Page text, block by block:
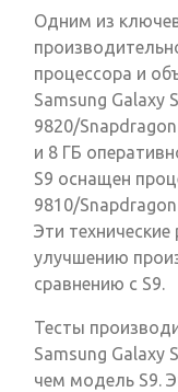
Одним из
процессора и
Samsung Galaxy
9820/
и 8 ГБ
S9 оснащен
9810/
Эти
улучшению
сравнению с S9.
Тесты
Samsung Galaxy
чем модель S9.